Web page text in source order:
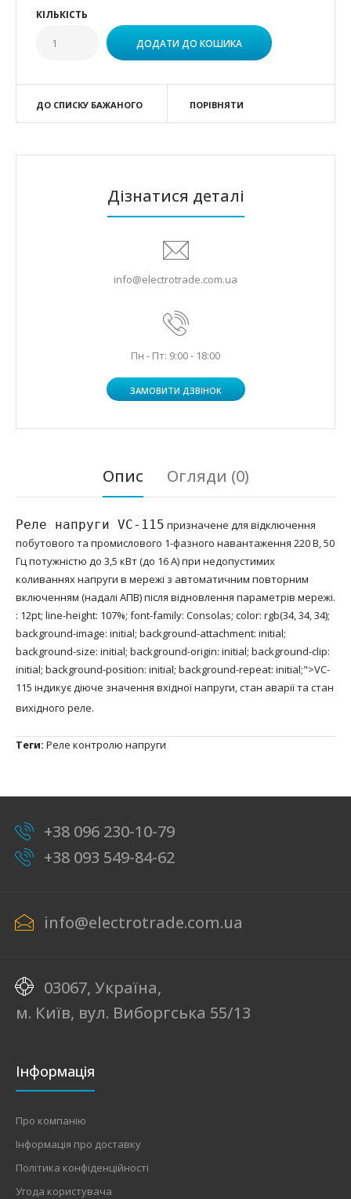
КІЛЬКІСТЬ
ДО СПИСКУ БАЖАНОГО ПОРІВНЯТИ
Дізнатися деталі
info@electrotrade.com.ua
Пн - Пт: 9:00 - 18:00
ЗАМОВИТИ ДЗВІНОК
Опис Огляди (0)
Реле напруги VC-115 призначене для відключення
побутового та промислового 1-фазного навантаження 220 В, 50
Гц потужністю до 3,5 кВт (до 16 А) при недопустимих
коливаннях напруги в мережі з автоматичним повторним
включенням (надалі АПВ) після відновлення параметрів мережі.
: 12pt; line-height: 107%; font-family: Consolas; color: rgb(34, 34, 34);
background-image: initial; background-attachment: initial;
background-size: initial; background-origin: initial; background-clip:
initial; background-position: initial; background-repeat: initial;">VC-
115 індикує діюче значення вхідної напруги, стан аварії та стан
вихідного реле.
Теги: Реле контролю напруги
+38 096 230-10-79
+38 093 549-84-62
info@electrotrade.com.ua
03067, Україна,
м. Київ, вул. Виборгська 55/13
Інформація
Про компанію
Інформація про доставку
Політика конфіденційності
Угода користувача